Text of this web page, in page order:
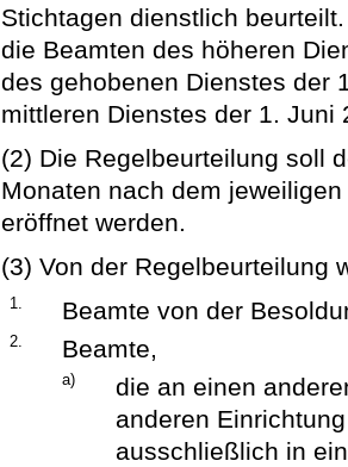
Stichtagen dienstlich
die Beamten des höheren
des gehobenen Dienstes der
mittleren Dienstes der 1. Juni
(2) Die Regelbeurteilung soll
Monaten nach dem
eröffnet werden.
(3) Von der Regelbeurteilung
1. Beamte von der
2. Beamte,
a)
die an einen
anderen
ausschließlich in